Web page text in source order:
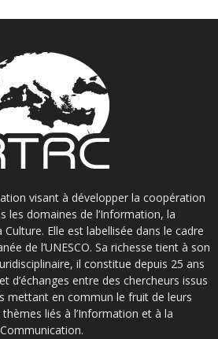
visant à développer la coopération
les domaines de l’Information, la
Elle est labellisée dans le cadre
de l’UNESCO. Sa richesse tient à son
il constitue depuis 25 ans
d’échanges entre des chercheurs issus
mettant en commun le fruit de leurs
liés à l’Information et à la
Communication.